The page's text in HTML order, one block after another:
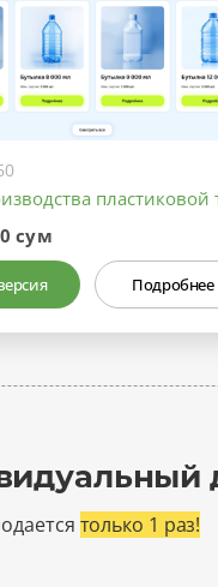
пластиковой
сум
Подробнее
только 1 раз!